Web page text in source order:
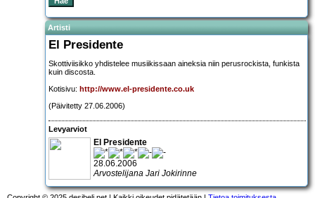
Artisti
El Presidente
Skottiviisikko yhdistelee musiikissaan aineksia niin perusrockista, funkista
kuin discosta.
Kotisivu: http://www.el-presidente.co.uk
(Päivitetty 27.06.2006)
Levyarviot
El Presidente
28.06.2006
Arvostelijana Jari Jokirinne